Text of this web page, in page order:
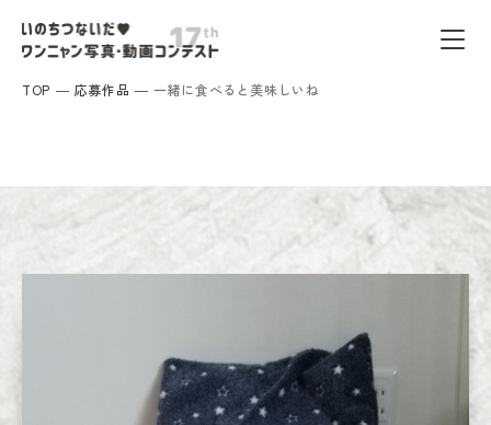
TOP 応募作品 一緒に食べると美味しいね